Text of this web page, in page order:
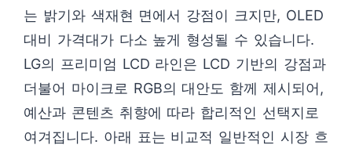
는 밝기와 색재현 면에서 강점이 크지만, OLED
대비 가격대가 다소 높게 형성될 수 있습니다.
LG의 프리미엄 LCD 라인은 LCD 기반의 강점과
더불어 마이크로 RGB의 대안도 함께 제시되어,
예산과 콘텐츠 취향에 따라 합리적인 선택지로
여겨집니다. 아래 표는 비교적 일반적인 시장 흐